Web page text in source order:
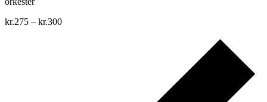
kr.275 – kr.300